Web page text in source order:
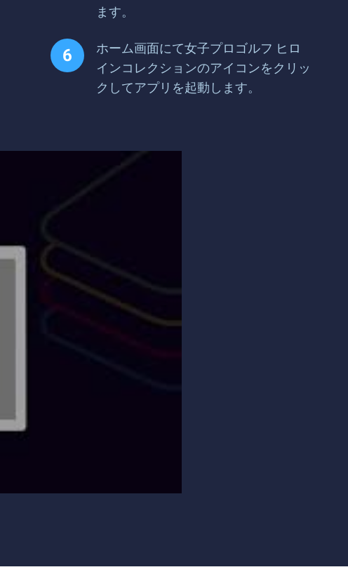
ます。
ホーム画面にて女子プロゴルフ ヒロ
インコレクションのアイコンをクリッ
クしてアプリを起動します。